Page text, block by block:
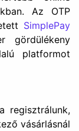
Az OTP
SimplePay
gördülékeny
platformot
regisztrálunk,
vásárlásnál